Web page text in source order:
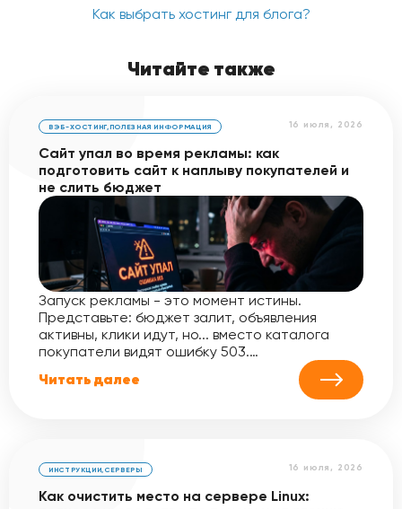
Как выбрать хостинг для блога?
Читайте также
16 июля, 2026
ВЭБ-ХОСТИНГ,ПОЛЕЗНАЯ ИНФОРМАЦИЯ
Сайт упал во время рекламы: как
подготовить сайт к наплыву покупателей и
не слить бюджет
Запуск рекламы - это момент истины.
Представьте: бюджет залит, объявления
активны, клики идут, но... вместо каталога
покупатели видят ошибку 503.…
Читать далее
16 июля, 2026
ИНСТРУКЦИИ, СЕРВЕРЫ
Как очистить место на сервере Linux: